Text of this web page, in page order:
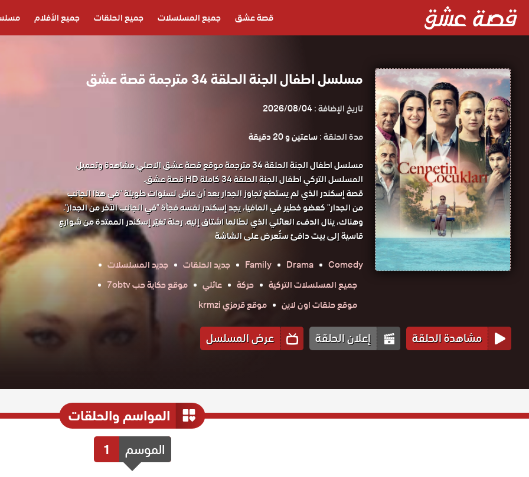
قصة عشق جميع المسلسلات جميع الحلقات جميع الأفلام
مسلسل اطفال الجنة الحلقة 34 مترجمة قصة عشق
تاريخ الإضافة :2026/08/04
مدة الحلقة :ساعتين و 20 دقيقة
مسلسل اطفال الجنة الحلقة 34 مترجمة موقع قصة عشق الاصلي مشاهدة وتحميل
المسلسل التركي اطفال الجنة الحلقة 34 كاملة HD قصة عشق.
قصة إسكندر الذي لم يستطع تجاوز الجدار بعد أن عاش لسنوات طويلة "في هذا الجانب
من الجدار" كعضو خطير في المافيا، يجد إسكندر نفسه فجأة "في الجانب الآخر من الجدار".
وهناك، ينال الدفء العائلي الذي لطالما اشتاق إليه. رحلة تغيّر إسكندر الممتدة من شوارع
قاسية إلى بيت دافئ ستُعرض على الشاشة
Comedy
Drama
Family جديد الحلقات
جديد المسلسلات
جميع المسلسلات التركية
حركة عائلي
موقع حكاية حب 7obtv
موقع حلقات اون لاين
موقع قرمزي krmzi
مشاهدة الحلقة إعلان الحلقة عرض المسلسل
المواسم والحلقات
الموسم 1